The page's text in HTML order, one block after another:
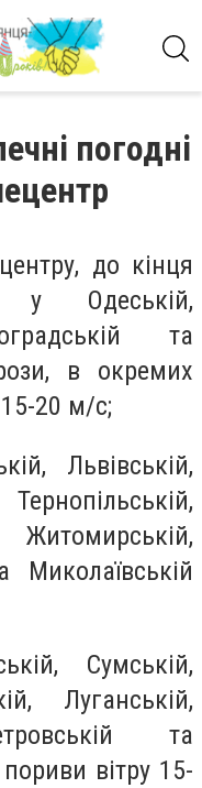
погодні
до кінця
Одеській,
та
в окремих
20 м/с;
Львівській,
Миколаївській
Сумській,
Луганській,
та
вітру 15-